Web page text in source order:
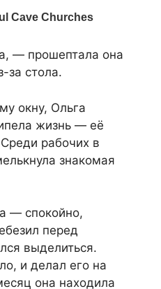
— прошептала она
за стола.
окну, Ольга
жизнь — её
рабочих в
знакомая
— спокойно,
перед
выделиться.
и делал его на
она находила